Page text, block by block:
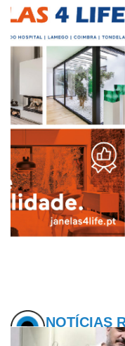
NOTÍCIAS